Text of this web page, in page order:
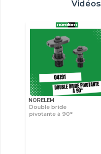
NORELEM
Double bride
pivotante à 90°